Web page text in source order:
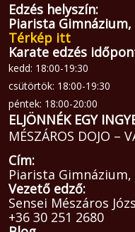
Edzés helyszín:
Piarista
Térkép itt
Karate edzés
kedd: 18:00-19:30
csütörtök: 18:00-19:30
péntek: 18:00-20:00
ELJÖNNÉK EGY
MÉSZÁROS DOJO –
Cím:
Piarista
Vezető edző:
Sensei Mészáros
+36 30 251 2680